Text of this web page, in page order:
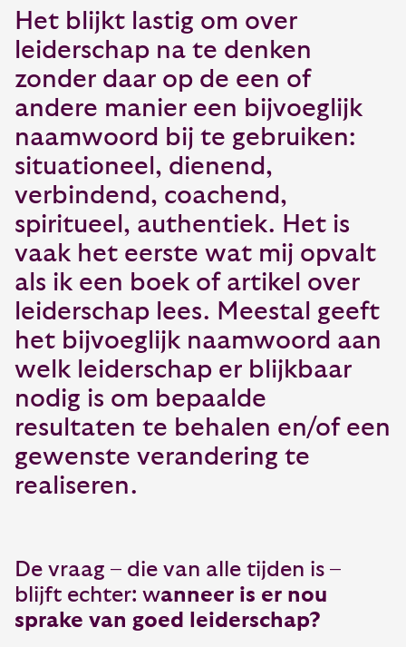
Het blijkt lastig om over
leiderschap na te denken
zonder daar op de een of
andere manier een bijvoeglijk
naamwoord bij te gebruiken:
situationeel, dienend,
verbindend, coachend,
spiritueel, authentiek. Het is
vaak het eerste wat mij opvalt
als ik een boek of artikel over
leiderschap lees. Meestal geeft
het bijvoeglijk naamwoord aan
welk leiderschap er blijkbaar
nodig is om bepaalde
resultaten te behalen en/of een
gewenste verandering te
realiseren.
De vraag – die van alle tijden is –
blijft echter: wanneer is er nou
sprake van goed leiderschap?